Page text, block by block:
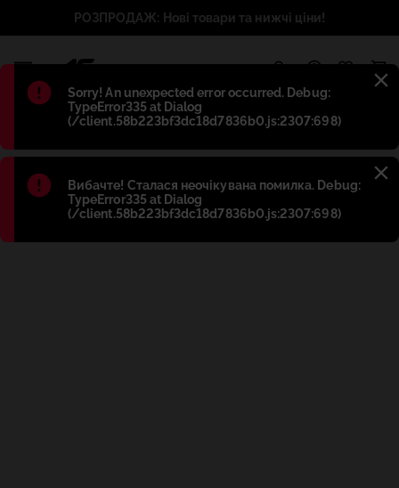
Błąd:
Sorry! An unexpected error occurred. Debug:
TypeError335 at Dialog
(/client.58b223bf3dc18d7836b0.js:2307:698)
Błąd:
Вибачте! Сталася неочікувана помилка. Debug:
TypeError335 at Dialog
(/client.58b223bf3dc18d7836b0.js:2307:698)
РОЗПРОДАЖ: Нові товари та нижчі ціни!